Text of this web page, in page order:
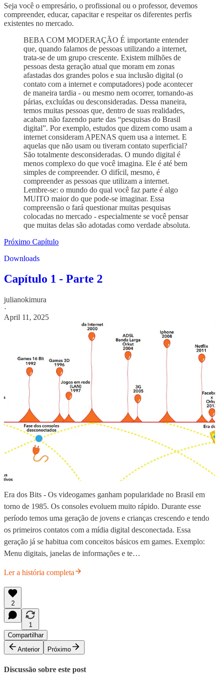
Seja você o empresário, o profissional ou o professor, devemos
compreender, educar, capacitar e respeitar os diferentes perfis
existentes no mercado.
BEBA COM MODERAÇÃO É importante entender
que, quando falamos de pessoas utilizando a internet,
trata-se de um grupo crescente. Existem milhões de
pessoas desta geração atual que moram em zonas
afastadas dos grandes polos e sua inclusão digital (o
contato com a internet e computadores) pode acontecer
de maneira tardia - ou mesmo nem ocorrer, tornando-as
párias, excluídas ou desconsideradas. Dessa maneira,
temos muitas pessoas que, dentro de suas realidades,
acabam não fazendo parte das “pesquisas do Brasil
digital”. Por exemplo, estudos que dizem como usam a
internet consideram APENAS quem usa a internet. E
aquelas que não usam ou tiveram contato superficial?
São totalmente desconsideradas. O mundo digital é
menos complexo do que você imagina. Ele é até bem
simples de compreender. O difícil, mesmo, é
compreender as pessoas que utilizam a internet.
Lembre-se: o mundo do qual você faz parte é algo
MUITO maior do que pode-se imaginar. Essa
compreensão o fará questionar muitas pesquisas
colocadas no mercado - especialmente se você pensar
que muitas delas são adotadas como verdade absoluta.
Próximo Capítulo
Downloads
Capítulo 1 - Parte 2
julianokimura
·
April 11, 2025
Era dos Bits - Os videogames ganham popularidade no Brasil em
torno de 1985. Os consoles evoluem muito rápido. Durante esse
período temos uma geração de jovens e crianças crescendo e tendo
os primeiros contatos com a mídia digital desconectada. Essa
geração já se habitua com conceitos básicos em games. Exemplo:
Menu digitais, janelas de informações e te…
Ler a história completa
2
1
Compartilhar
Anterior
Próximo
Discussão sobre este post